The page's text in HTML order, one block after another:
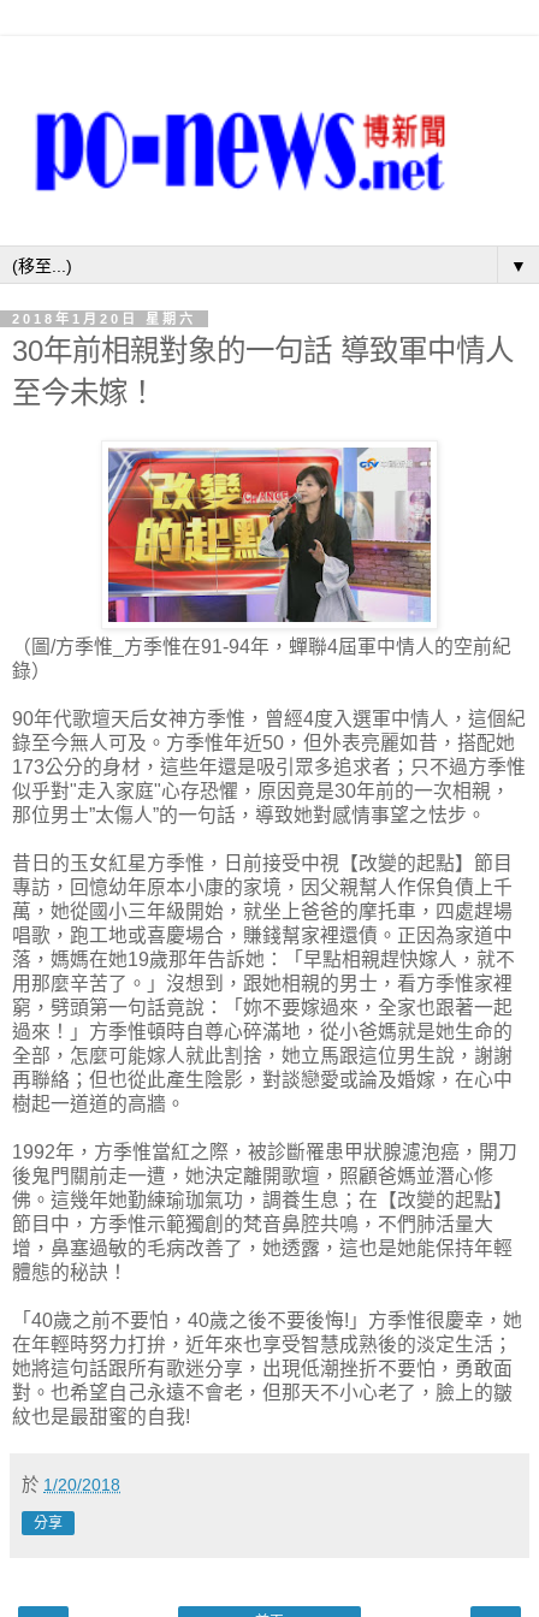
▼
2018年1月20日 星期六
30年前相親對象的一句話 導致軍中情人
至今未嫁！
（圖/方季惟_方季惟在91-94年，蟬聯4屆軍中情人的空前紀
錄）
90年代歌壇天后女神方季惟，曾經4度入選軍中情人，這個紀
錄至今無人可及。方季惟年近50，但外表亮麗如昔，搭配她
173公分的身材，這些年還是吸引眾多追求者；只不過方季惟
似乎對"走入家庭"心存恐懼，原因竟是30年前的一次相親，
那位男士”太傷人”的一句話，導致她對感情事望之怯步。
昔日的玉女紅星方季惟，日前接受中視【改變的起點】節目
專訪，回憶幼年原本小康的家境，因父親幫人作保負債上千
萬，她從國小三年級開始，就坐上爸爸的摩托車，四處趕場
唱歌，跑工地或喜慶場合，賺錢幫家裡還債。正因為家道中
落，媽媽在她19歲那年告訴她：「早點相親趕快嫁人，就不
用那麼辛苦了。」沒想到，跟她相親的男士，看方季惟家裡
窮，劈頭第一句話竟說：「妳不要嫁過來，全家也跟著一起
過來！」方季惟頓時自尊心碎滿地，從小爸媽就是她生命的
全部，怎麼可能嫁人就此割捨，她立馬跟這位男生說，謝謝
再聯絡；但也從此產生陰影，對談戀愛或論及婚嫁，在心中
樹起一道道的高牆。
1992年，方季惟當紅之際，被診斷罹患甲狀腺濾泡癌，開刀
後鬼門關前走一遭，她決定離開歌壇，照顧爸媽並潛心修
佛。這幾年她勤練瑜珈氣功，調養生息；在【改變的起點】
節目中，方季惟示範獨創的梵音鼻腔共鳴，不們肺活量大
增，鼻塞過敏的毛病改善了，她透露，這也是她能保持年輕
體態的秘訣！
「40歲之前不要怕，40歲之後不要後悔!」方季惟很慶幸，她
在年輕時努力打拚，近年來也享受智慧成熟後的淡定生活；
她將這句話跟所有歌迷分享，出現低潮挫折不要怕，勇敢面
對。也希望自己永遠不會老，但那天不小心老了，臉上的皺
紋也是最甜蜜的自我!
於 1/20/2018
分享